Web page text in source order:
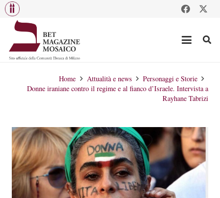
Home Attualità e news
Personaggi e Storie
Donne iraniane contro il regime e al fianco d’Israele. Intervista a
Rayhane Tabrizi